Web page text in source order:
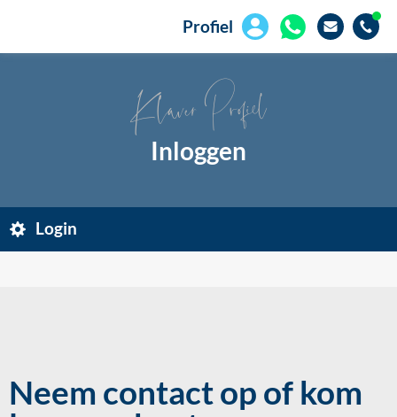
Profiel
Klaver Profiel
Inloggen
Login
Neem contact op of kom